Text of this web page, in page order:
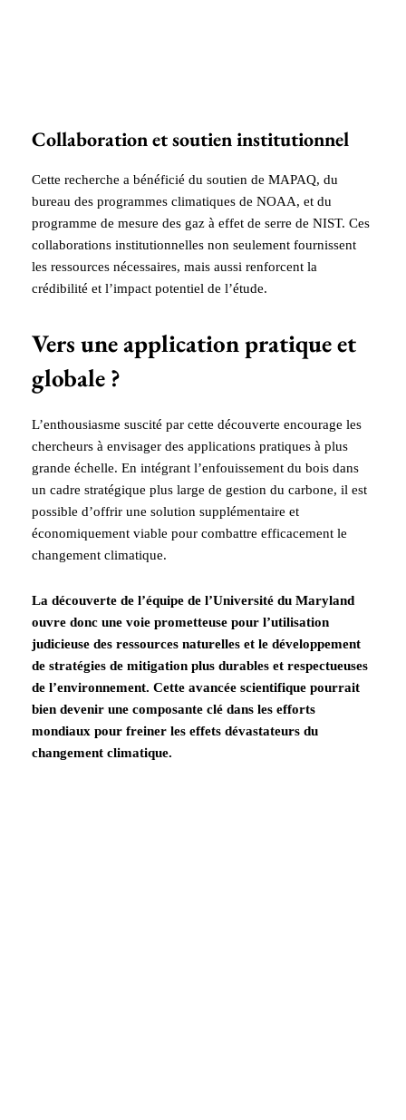
Collaboration et soutien institutionnel
Cette recherche a bénéficié du soutien de MAPAQ, du
bureau des programmes climatiques de NOAA, et du
programme de mesure des gaz à effet de serre de NIST. Ces
collaborations institutionnelles non seulement fournissent
les ressources nécessaires, mais aussi renforcent la
crédibilité et l’impact potentiel de l’étude.
Vers une application pratique et
globale ?
L’enthousiasme suscité par cette découverte encourage les
chercheurs à envisager des applications pratiques à plus
grande échelle. En intégrant l’enfouissement du bois dans
un cadre stratégique plus large de gestion du carbone, il est
possible d’offrir une solution supplémentaire et
économiquement viable pour combattre efficacement le
changement climatique.
La découverte de l’équipe de l’Université du Maryland
ouvre donc une voie prometteuse pour l’utilisation
judicieuse des ressources naturelles et le développement
de stratégies de mitigation plus durables et respectueuses
de l’environnement. Cette avancée scientifique pourrait
bien devenir une composante clé dans les efforts
mondiaux pour freiner les effets dévastateurs du
changement climatique.